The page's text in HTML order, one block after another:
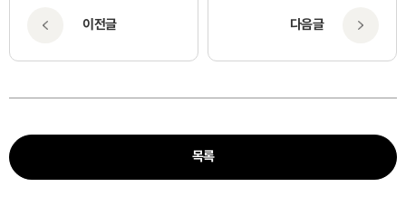
이전글 다음글
목록